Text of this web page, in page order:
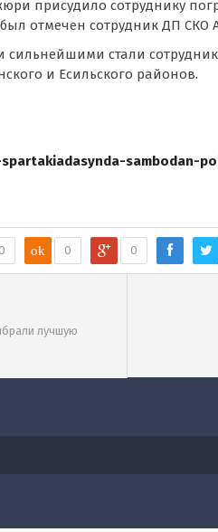
присудило сотруднику
отмечен сотрудник ДП СКО
стали
и Есильского районов.
sambodan-
0 ok 0 0
области
лучшую